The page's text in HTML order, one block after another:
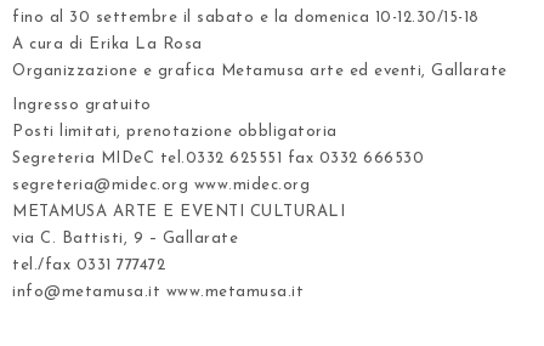
fino al 30 settembre il sabato e la domenica 10-12.30/15-18
A cura di Erika La Rosa
Organizzazione e grafica Metamusa arte ed eventi, Gallarate
Ingresso gratuito
Posti limitati, prenotazione obbligatoria
Segreteria MIDeC tel.0332 625551 fax 0332 666530
segreteria@midec.org www.midec.org
METAMUSA ARTE E EVENTI CULTURALI
via C. Battisti, 9 – Gallarate
tel./fax 0331 777472
info@metamusa.it www.metamusa.it